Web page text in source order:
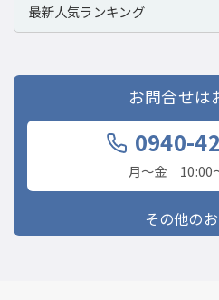
最新人気ランキング
お問合せは
0940-
月〜金 10:00
その他の